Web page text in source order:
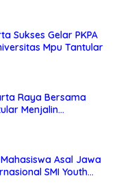
Sukses Gelar PKPA
Mpu Tantular
Raya Bersama
Menjalin
Asal Jawa
SMI Youth